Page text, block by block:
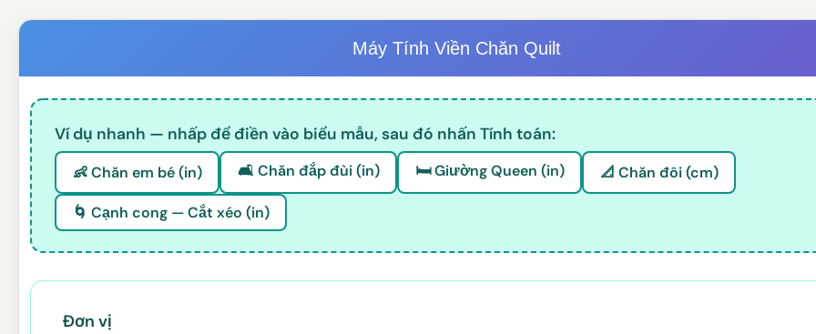
Máy Tính Viền Chăn Quilt
Ví dụ nhanh — nhấp để điền vào biểu mẫu, sau đó nhấn Tính toán:
👶 Chăn em bé (in) 🛋️ Chăn đắp đùi (in) 🛏️ Giường Queen (in) 📐 Chăn đôi (cm)
🌀 Cạnh cong — Cắt xéo (in)
Đơn vị